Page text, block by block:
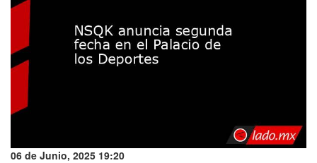
06 de Junio, 2025 19:20